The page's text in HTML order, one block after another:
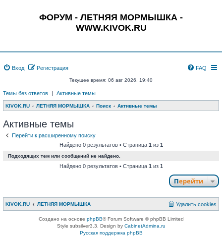
ФОРУМ - ЛЕТНЯЯ МОРМЫШКА -
WWW.KIVOK.RU
Вход Регистрация FAQ
Текущее время: 06 авг 2026, 19:40
Темы без ответов | Активные темы
KIVOK.RU ЛЕТНЯЯ МОРМЫШКА Поиск Активные темы
Активные темы
Перейти к расширенному поиску
Найдено 0 результатов • Страница 1 из 1
Подходящих тем или сообщений не найдено.
Найдено 0 результатов • Страница 1 из 1
Перейти
KIVOK.RU ЛЕТНЯЯ МОРМЫШКА Удалить cookies
Создано на основе phpBB® Forum Software © phpBB Limited
Style subsilver3.3. Design by CabinetAdmina.ru
Русская поддержка phpBB